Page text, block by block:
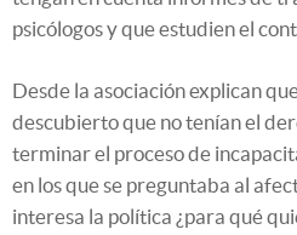
psicólogos y que estudien el
Desde la asociación explican
descubierto que no tenían el
terminar el proceso de
en los que se preguntaba al
interesa la política ¿para qué